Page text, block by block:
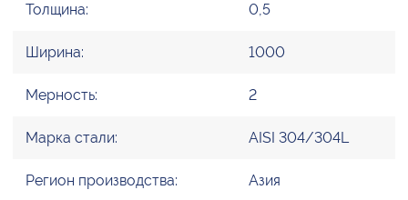
Толщина: 0,5
Ширина: 1000
Мерность: 2
Марка стали: AISI 304/304L
Регион производства: Азия